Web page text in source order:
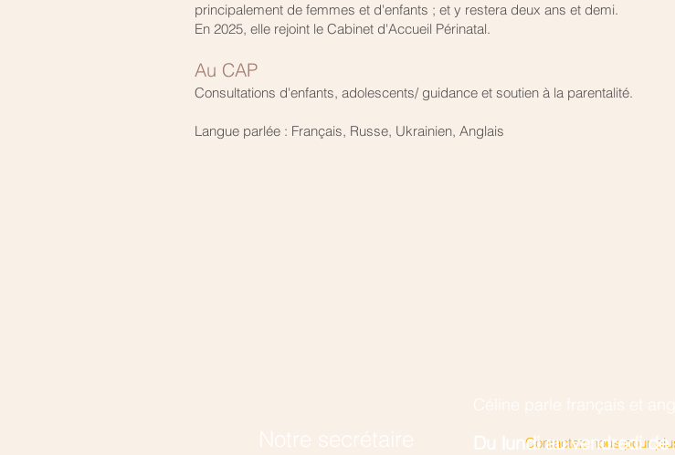
principalement de femmes et d'enfants ; et y restera deux ans et demi.
En 2025, elle rejoint le Cabinet d'Accueil Périnatal.
Au CAP
Consultations d'enfants, adolescents/ guidance et soutien à la parentalité.
Langue parlée : Français, Russe, Ukrainien, Anglais
Contactez-nous pour
​Du lundi au vendredi